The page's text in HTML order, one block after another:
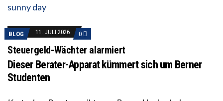
BLOG 11. JULI 2026 0
Steuergeld-Wächter alarmiert
Dieser Berater-Apparat kümmert sich um Berner
Studenten